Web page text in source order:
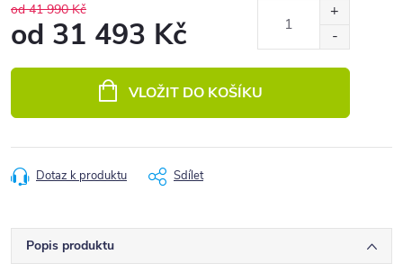
od 41 990 Kč
od 31 493 Kč
VLOŽIT DO KOŠÍKU
Dotaz k produktu Sdílet
Popis produktu